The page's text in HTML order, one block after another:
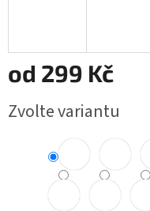
od 299 Kč
cena:
Zvolte variantu